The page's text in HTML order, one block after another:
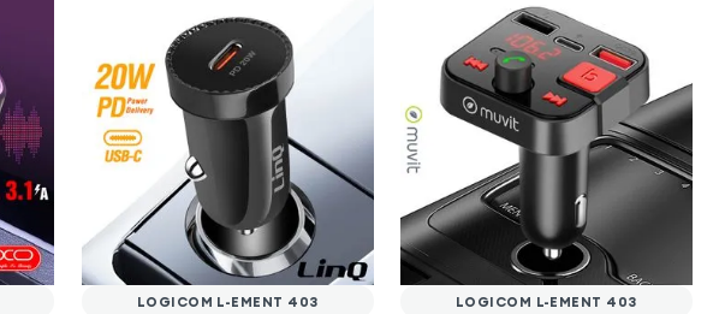
LOGICOM L-EMENT 403 LOGICOM L-EMENT 403